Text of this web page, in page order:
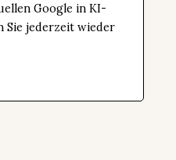
Google in KI-
Sie jederzeit wieder